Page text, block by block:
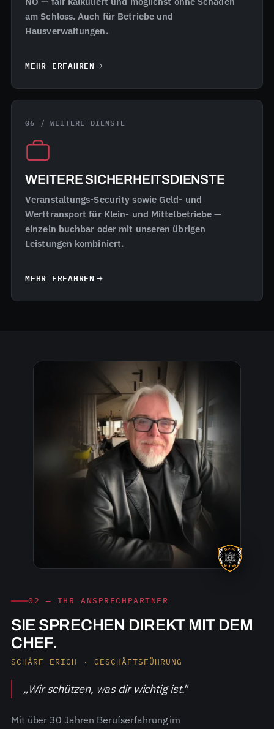
am Schloss. Auch für Betriebe und
Hausverwaltungen.
MEHR ERFAHREN
06 / WEITERE DIENSTE
WEITERE SICHERHEITSDIENSTE
Veranstaltungs-Security sowie Geld- und
Werttransport für Klein- und Mittelbetriebe —
einzeln buchbar oder mit unseren übrigen
Leistungen kombiniert.
MEHR ERFAHREN
02 — IHR ANSPRECHPARTNER
SIE SPRECHEN DIREKT MIT DEM
CHEF.
SCHÄRF ERICH · GESCHÄFTSFÜHRUNG
„Wir schützen, was dir wichtig ist."
Mit über 30 Jahren Berufserfahrung im